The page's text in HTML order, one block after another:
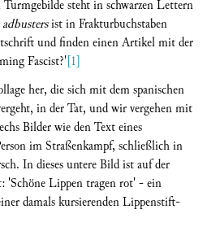
Turmgebilde steht in schwarzen Lettern
adbustersist in Frakturbuchstaben
und finden einen Artikel mit der
Fascist?'[1]
her, die sich mit dem spanischen
in der Tat, und wir vergehen mit
Bilder wie den Text eines
im Straßenkampf, schließlich in
In dieses untere Bild ist auf der
'Schöne Lippen tragen rot' - ein
damals kursierenden Lippenstift-